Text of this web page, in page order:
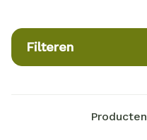
Filteren
Producten